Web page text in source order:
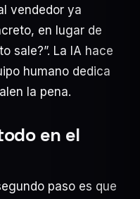
vendedor ya
en lugar de
sale?”. La IA hace
humano dedica
la pena.
en el
paso es que